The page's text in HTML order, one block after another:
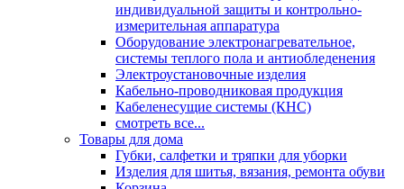
индивидуальной защиты и контрольно-
измерительная аппаратура
Оборудование электронагревательное,
системы теплого пола и антиобледенения
Электроустановочные изделия
Кабельно-проводниковая продукция
Кабеленесущие системы (КНС)
смотреть все...
Товары для дома
Губки, салфетки и тряпки для уборки
Изделия для шитья, вязания, ремонта обуви